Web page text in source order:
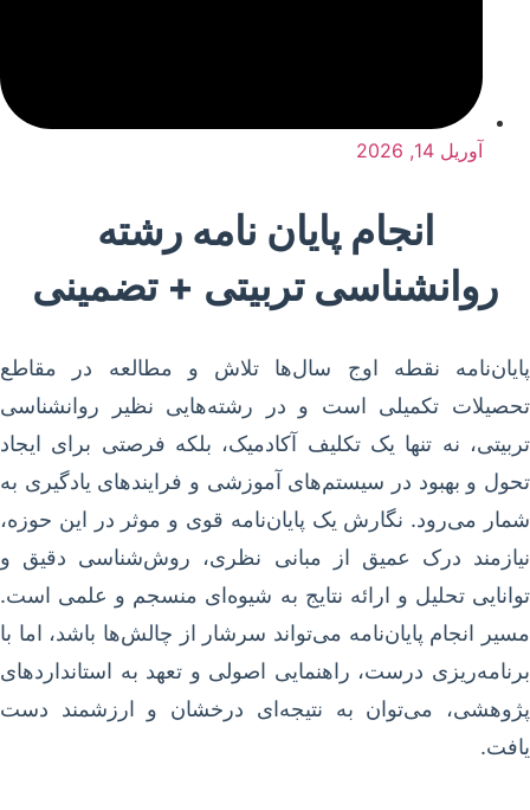
آوریل 14, 2026
انجام پایان نامه رشته
روانشناسی تربیتی + تضمینی
پایان‌نامه نقطه اوج سال‌ها تلاش و مطالعه در مقاطع
تحصیلات تکمیلی است و در رشته‌هایی نظیر روانشناسی
تربیتی، نه تنها یک تکلیف آکادمیک، بلکه فرصتی برای ایجاد
تحول و بهبود در سیستم‌های آموزشی و فرایندهای یادگیری به
شمار می‌رود. نگارش یک پایان‌نامه قوی و موثر در این حوزه،
نیازمند درک عمیق از مبانی نظری، روش‌شناسی دقیق و
توانایی تحلیل و ارائه نتایج به شیوه‌ای منسجم و علمی است.
مسیر انجام پایان‌نامه می‌تواند سرشار از چالش‌ها باشد، اما با
برنامه‌ریزی درست، راهنمایی اصولی و تعهد به استانداردهای
پژوهشی، می‌توان به نتیجه‌ای درخشان و ارزشمند دست
یافت.